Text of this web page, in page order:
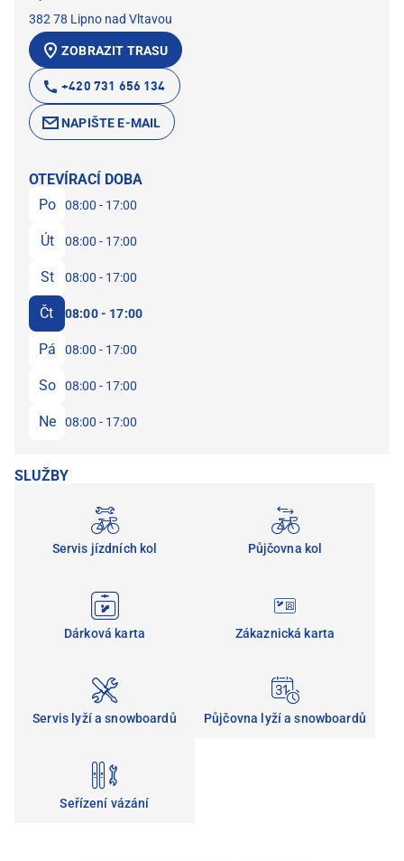
382 78 Lipno nad Vltavou
ZOBRAZIT TRASU
+420 731 656 134
NAPIŠTE E-MAIL
OTEVÍRACÍ DOBA
Po
08:00 - 17:00
Út 08:00 - 17:00
St 08:00 - 17:00
Čt 08:00 - 17:00
Pá 08:00 - 17:00
So 08:00 - 17:00
Ne 08:00 - 17:00
SLUŽBY
Servis jízdních kol Půjčovna kol
Dárková karta Zákaznická karta
Servis lyží a snowboardů Půjčovna lyží a snowboardů
Seřízení vázání